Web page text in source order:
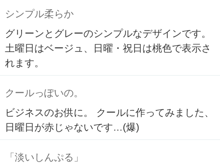
シンプル柔らか
グリーンとグレーのシンプルなデザインです。
土曜日はベージュ、日曜・祝日は桃色で表示さ
れます。
クールっぽいの。
ビジネスのお供に。 クールに作ってみました、
日曜日が赤じゃないです…(爆)
「淡いしんぷる」